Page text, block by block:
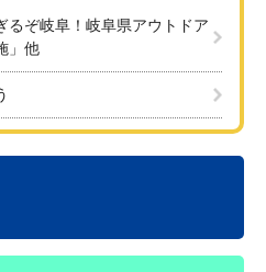
るぞ岐阜！岐阜県アウトドア
」他